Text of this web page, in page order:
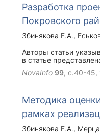
Разработка
Покровского
Збинякова Е.А.
Авторы статьи
в статье
с. Дросково
анализ, определен
NovaInfo 99, с.40-45,
Методика
рамках
Збинякова Е.А.